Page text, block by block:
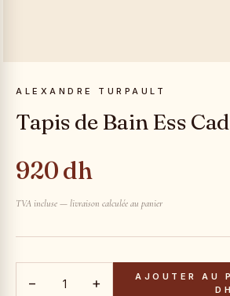
ALEXANDRE TURPAULT
Tapis de Bain Ess
920 dh
TVA incluse — livraison calculée au panier
− + AJOUTER AU
DH